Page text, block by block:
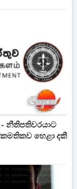
නීතිපතිවරයාට
හෙළා දකී